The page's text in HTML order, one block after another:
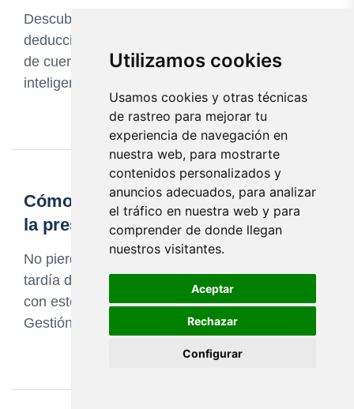
Utilizamos cookies
Usamos cookies y otras técnicas
de rastreo para mejorar tu
experiencia de navegación en
nuestra web, para mostrarte
contenidos personalizados y
anuncios adecuados, para analizar
el tráfico en nuestra web y para
comprender de donde llegan
nuestros visitantes.
Aceptar
Rechazar
Configurar
Descubre cómo aprovechar al máximo las
deducciones fiscales en el artículo de Gestión
de cuentas. Optimiza tus finanzas de manera
inteligente
Cómo evitar multas por retrasos en
la presentación de impuestos
No pierdas tu dinero en multas por presentación
tardía de impuestos. Descubre cómo evitarlas
con estos consejos de expertos en finanzas en
Gestión de Cuentas